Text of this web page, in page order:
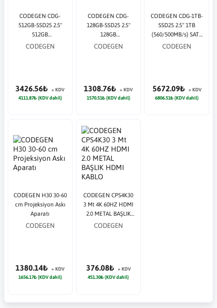
CODEGEN CDG-
512GB-SSD25 2.5"
512GB
(520/480MB/s) SATA
CODEGEN
3426.56₺
+ KDV
4111.87₺ (KDV dahil)
CODEGEN CDG-
128GB-SSD25 2.5"
128GB
(560/500MB/s) SATA
CODEGEN
1308.76₺
+ KDV
1570.51₺ (KDV dahil)
CODEGEN CDG-1TB-
SSD25 2.5" 1TB
(560/500MB/s) SATA
SSD Disk
CODEGEN
5672.09₺
+ KDV
6806.51₺ (KDV dahil)
CODEGEN H30 30-60
cm Projeksiyon Askı
Aparatı
CODEGEN
1380.14₺
+ KDV
1656.17₺ (KDV dahil)
CODEGEN CPS4K30
3 Mt 4K 60HZ HDMI
2.0 METAL BAŞLIK
HDMI KABLO
CODEGEN
376.08₺
+ KDV
451.30₺ (KDV dahil)